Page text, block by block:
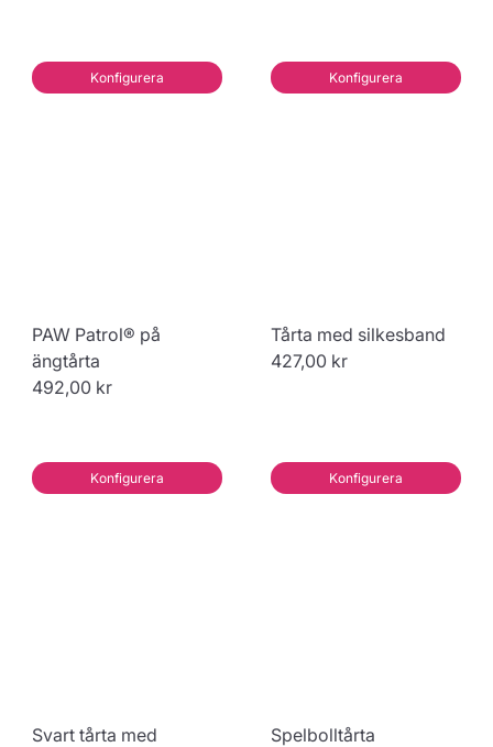
Konfigurera Konfigurera
PAW Patrol® på
ängtårta
492,00 kr
Konfigurera
Tårta med silkesband
427,00 kr
Konfigurera
Svart tårta med
Spelbolltårta